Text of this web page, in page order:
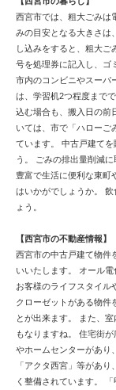
西宮市では、粗大ごみは
みの目安となる大きさは
し込みをすると、粗大ご
号を処理券に記入し、ゴ
市内のコンビニやスーパ
は、学習机2つ程度まで
込む場合も、搬入日の前
いては、市で「ハローご
ています。 中古戸建て
う。 ごみの排出量削減
豊富で生活に便利な東町
はいかがでしょうか。
ょう。
【西宮市の不動産情報】
西宮市の中古戸建て物件
いいたします。 オール
お客様のライフスタイル
クローゼットがある物件
とが出来ます。 また、
もなりますね。 住宅街
やホームセンターがあり
「アクタ西宮」等があ
く整備されています。